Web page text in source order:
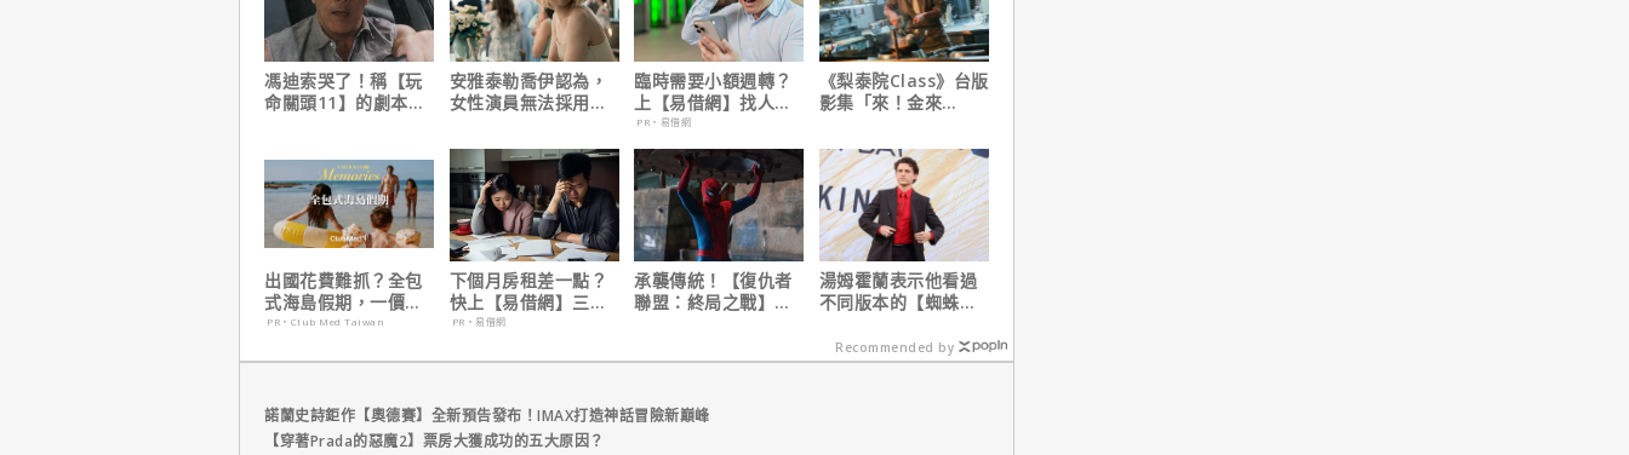
馮迪索哭了！稱【玩
命關頭11】的劇本是
安雅泰勒喬伊認為，
女性演員無法採用方
臨時需要小額週轉？
上【易借網】找人
幫！資金快速到位
PR・易借網
《梨泰院Class》台版
影集「來！金來
上線
出國花費難抓？全包
式海島假期，一價搞
定食宿玩樂，省錢更
PR・Club Med Taiwan
下個月房租差一點？
快上【易借網】三分
鐘解決燃眉之急
PR・易借網
承襲傳統！【復仇者
聯盟：終局之戰】導
湯姆霍蘭表示他看過
不同版本的【蜘蛛
這版完全不行！
Recommended by
諾蘭史詩鉅作【奧德賽】全新預告發布！IMAX打造神話冒險新巔峰
【穿著Prada的惡魔2】票房大獲成功的五大原因？